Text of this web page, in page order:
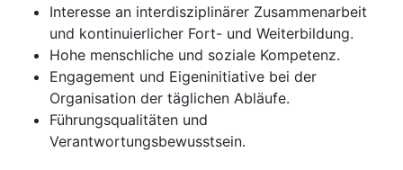
Interesse an interdisziplinärer Zusammenarbeit
und kontinuierlicher Fort- und Weiterbildung.
Hohe menschliche und soziale Kompetenz.
Engagement und Eigeninitiative bei der
Organisation der täglichen Abläufe.
Führungsqualitäten und
Verantwortungsbewusstsein.